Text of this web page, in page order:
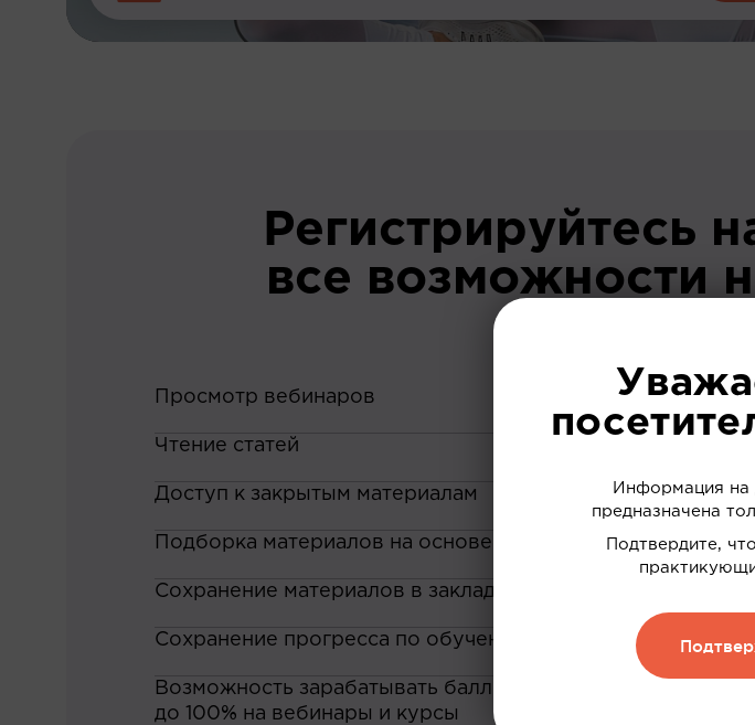
Регистрируйтесь
все возможности
Просмотр вебинаров
Чтение статей
Доступ к закрытым материалам
Подборка материалов на основе ваших интересов
Сохранение материалов в закладки
Сохранение прогресса по обучению
Возможность зарабатывать баллы и обменивать их на
до 100% на вебинары и курсы
Информация на
предназначена
Подтвердите,